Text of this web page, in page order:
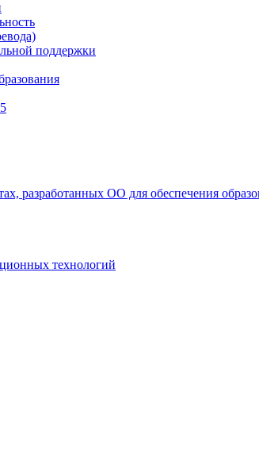
поддержки
разработанных ОО для обеспечения
технологий